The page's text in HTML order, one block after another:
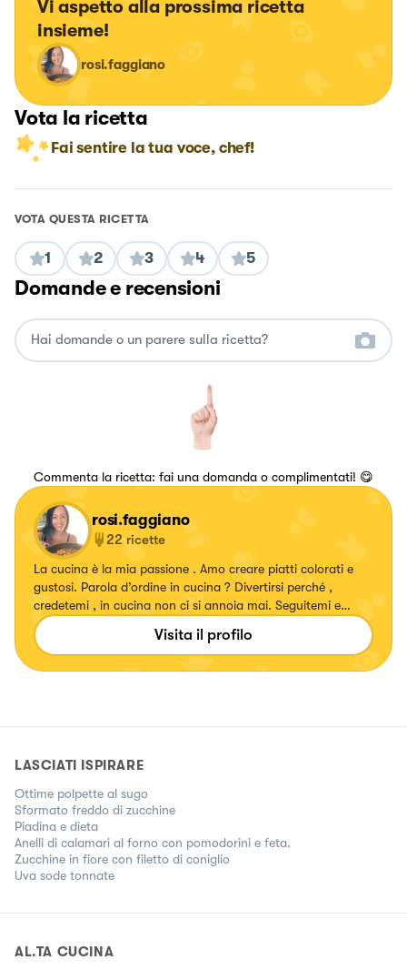
Vi aspetto alla prossima ricetta
insieme!
rosi.faggiano
Vota la ricetta
Fai sentire la tua voce, chef!
VOTA QUESTA RICETTA
1 2 3 4 5
Domande e recensioni
Commenta la ricetta: fai una domanda o complimentati! 😋
rosi.faggiano
22 ricette
La cucina è la mia passione . Amo creare piatti colorati e
gustosi. Parola d’ordine in cucina ? Divertirsi perché ,
credetemi , in cucina non ci si annoia mai. Seguitemi e
divertiamoci insieme a colorare le nostre giornate perché a
tavola torna sempre il buonumore 😉
Visita il profilo
LASCIATI ISPIRARE
Ottime polpette al sugo
Sformato freddo di zucchine
Piadina e dieta
Anelli di calamari al forno con pomodorini e feta.
Zucchine in fiore con filetto di coniglio
Uva sode tonnate
AL.TA CUCINA